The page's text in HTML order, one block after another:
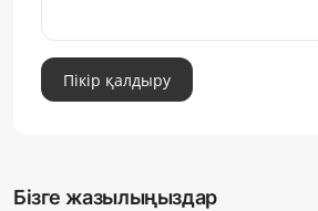
Пікір қалдыру
Бізге жазылыңыздар